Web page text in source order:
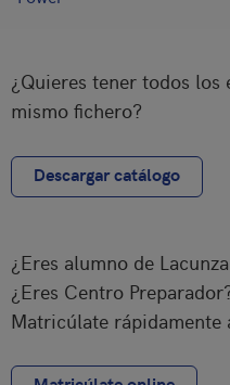
¿Quieres tener todos los
mismo fichero?
Descargar catálogo
¿Eres alumno de
¿Eres Centro
Matricúlate rápidamente